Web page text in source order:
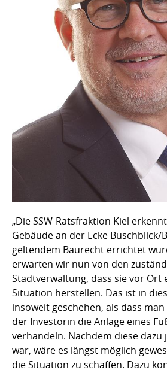
„Die SSW-Ratsfraktion Kiel
Gebäude an der Ecke Buschblick/
geltendem Baurecht errichtet
erwarten wir nun von den
Stadtverwaltung, dass sie vor Ort
Situation herstellen. Das ist in
insoweit geschehen, als dass
der Investorin die Anlage eines
verhandeln. Nachdem diese
war, wäre es längst möglich
die Situation zu schaffen. Dazu